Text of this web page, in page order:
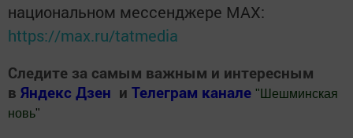
национальном мессенджере MАХ:
https://max.ru/tatmedia
Следите за самым важным и интересным
в Яндекс Дзен и Телеграм канале " Шешминская
новь"